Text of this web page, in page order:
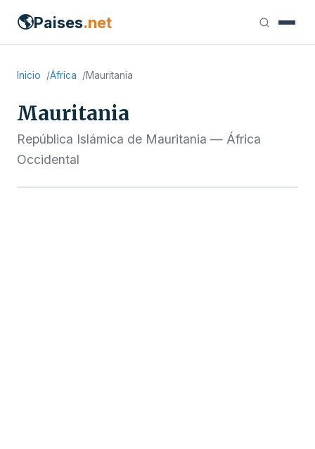
🌎Paises.net
Inicio África Mauritania
Mauritania
República Islámica de Mauritania — África
Occidental